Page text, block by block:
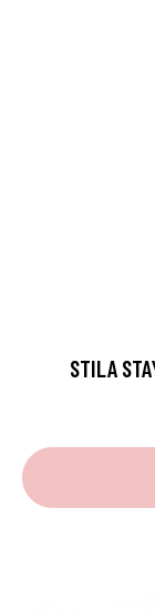
STILA